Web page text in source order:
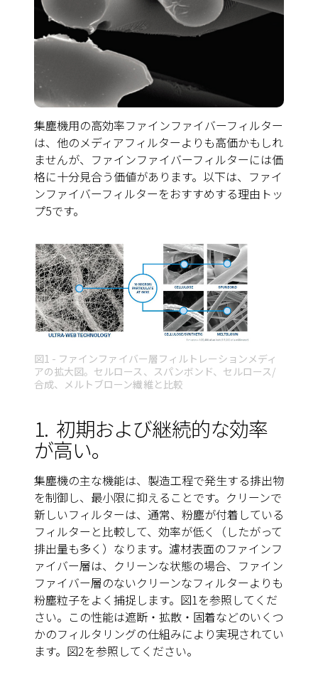
集塵機用の高効率ファインファイバーフィルター
は、他のメディアフィルターよりも高価かもしれ
ませんが、ファインファイバーフィルターには価
格に十分見合う価値があります。以下は、ファイ
ンファイバーフィルターをおすすめする理由トッ
プ5です。
図1 - ファインファイバー層フィルトレーションメディ
アの拡大図。セルロース、スパンボンド、セルロース/
合成、メルトブローン繊維と比較
1. 初期および継続的な効率
が高い。
集塵機の主な機能は、製造工程で発生する排出物
を制御し、最小限に抑えることです。クリーンで
新しいフィルターは、通常、粉塵が付着している
フィルターと比較して、効率が低く（したがって
排出量も多く）なります。濾材表面のファインフ
ァイバー層は、クリーンな状態の場合、ファイン
ファイバー層のないクリーンなフィルターよりも
粉塵粒子をよく捕捉します。 図1を参照してくだ
さい。この性能は遮断・拡散・固着などのいくつ
かのフィルタリングの仕組みにより実現されてい
ます。 図2を参照してください。